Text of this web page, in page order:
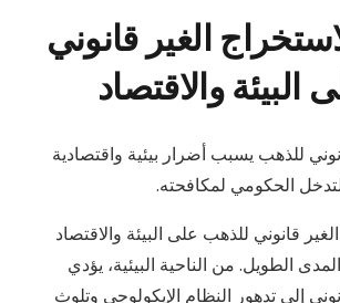
الغير قانوني
والاقتصاد
للذهب يسبب أضرار بيئية واقتصادية
الحكومي لمكافحته.
قانوني للذهب على البيئة والاقتصاد
الطويل. من الناحية البيئية، يؤدي
إلى تدهور النظام الإيكولوجي وتلوث